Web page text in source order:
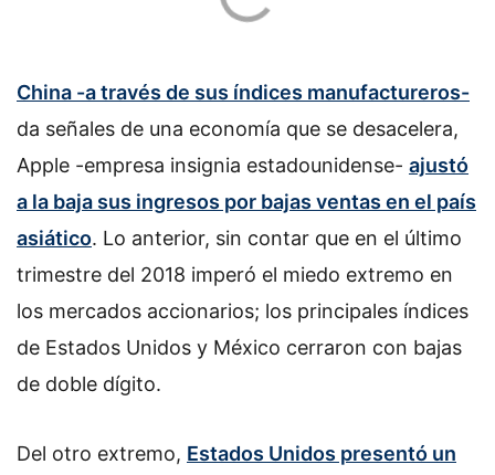
China -a través de sus índices manufactureros-
da señales de una economía que se desacelera,
Apple -empresa insignia estadounidense- ajustó
a la baja sus ingresos por bajas ventas en el país
asiático. Lo anterior, sin contar que en el último
trimestre del 2018 imperó el miedo extremo en
los mercados accionarios; los principales índices
de Estados Unidos y México cerraron con bajas
de doble dígito.
Del otro extremo, Estados Unidos presentó un